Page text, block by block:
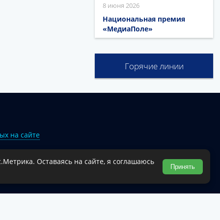
8 июня 2026
Национальная премия
«МедиаПоле»
Горячие линии
на сайте
муниципального округа.
Оставаясь на сайте, я соглашаюсь
Принять